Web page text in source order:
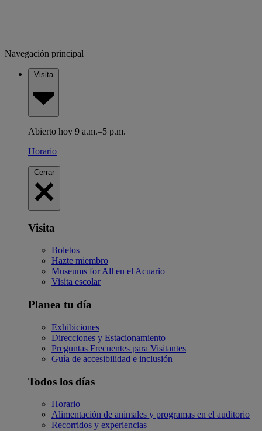
Navegación principal
Visita
Abierto hoy 9 a.m.–5 p.m.
Horario
Cerrar
Visita
Boletos
Hazte miembro
Museums for All en el Acuario
Visita escolar
Planea tu día
Exhibiciones
Direcciones y Estacionamiento
Preguntas Frecuentes para Visitantes
Guía de accesibilidad e inclusión
Todos los días
Horario
Alimentación de animales y programas en el auditorio
Recorridos y experiencias